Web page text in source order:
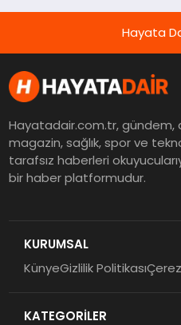
Hayata
Hayatadair.com.tr, gündem,
magazin, sağlık, spor ve
tarafsız haberleri
bir haber platformudur.
KURUMSAL
KünyeGizlilik Politikası
KATEGORİLER